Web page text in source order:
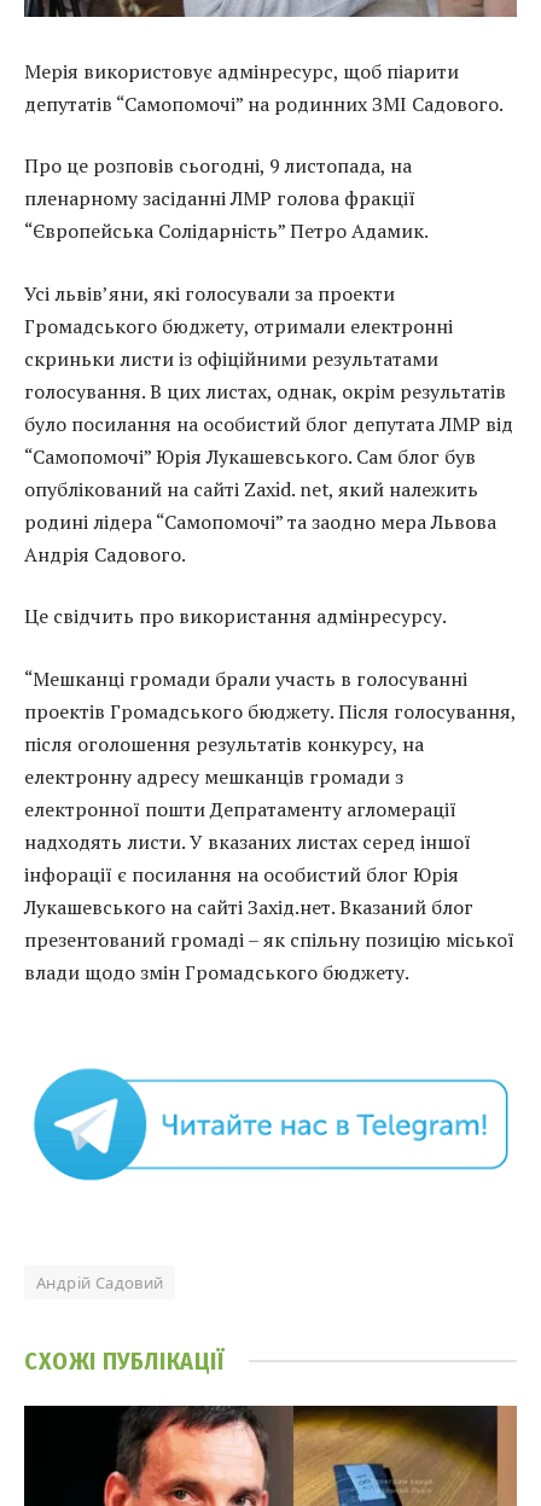
Мерія використовує адмінресурс, щоб піарити
депутатів “Самопомочі” на родинних ЗМІ Садового.
Про це розповів сьогодні, 9 листопада, на
пленарному засіданні ЛМР голова фракції
“Європейська Солідарність” Петро Адамик.
Усі львів’яни, які голосували за проекти
Громадського бюджету, отримали електронні
скриньки листи із офіційними результатами
голосування. В цих листах, однак, окрім результатів
було посилання на особистий блог депутата ЛМР від
“Самопомочі” Юрія Лукашевського. Сам блог був
опублікований на сайті Zaxid. net, який належить
родині лідера “Самопомочі” та заодно мера Львова
Андрія Садового.
Це свідчить про використання адмінресурсу.
“Мешканці громади брали участь в голосуванні
проектів Громадського бюджету. Після голосування,
після оголошення результатів конкурсу, на
електронну адресу мешканців громади з
електронної пошти Депратаменту агломерації
надходять листи. У вказаних листах серед іншої
інфорації є посилання на особистий блог Юрія
Лукашевського на сайті Захід.нет. Вказаний блог
презентований громаді – як спільну позицію міської
влади щодо змін Громадського бюджету.
Андрій Садовий
СХОЖІ ПУБЛІКАЦІЇ